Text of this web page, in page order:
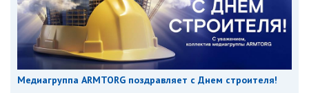
Медиагруппа ARMTORG поздравляет с Днем строителя!